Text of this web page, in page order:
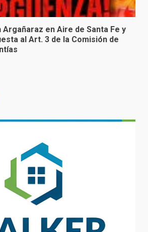
en Aire de Santa Fe y
al Art. 3 de la Comisión de